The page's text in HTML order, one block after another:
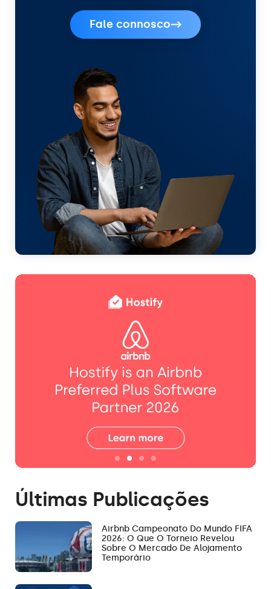
Fale connosco
Últimas Publicações
Airbnb Campeonato Do Mundo FIFA
2026: O Que O Torneio Revelou
Sobre O Mercado De Alojamento
Temporário